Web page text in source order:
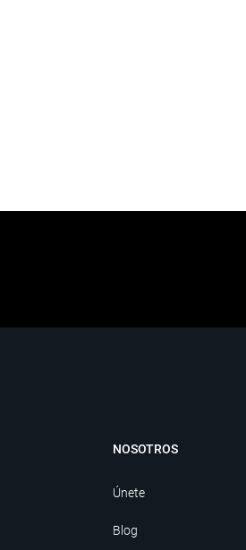
NOSOTROS
Únete
Blog